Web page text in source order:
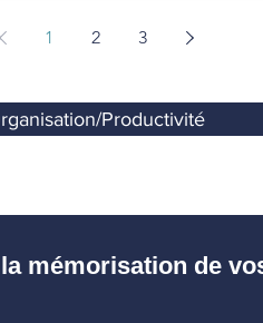
1 2 3
Productivité
mémorisation de